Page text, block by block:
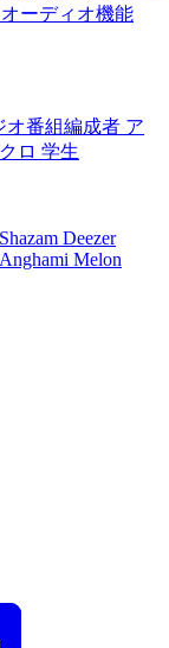
オーディオ機能
オ番組編成者 ア
ロ 学生
Shazam Deezer
Anghami Melon